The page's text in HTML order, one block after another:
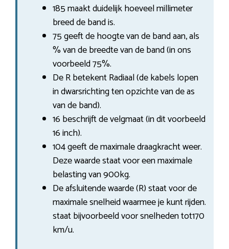
185 maakt duidelijk hoeveel millimeter
breed de band is.
75 geeft de hoogte van de band aan, als
% van de breedte van de band (in ons
voorbeeld 75%.
De R betekent Radiaal (de kabels lopen
in dwarsrichting ten opzichte van de as
van de band).
16 beschrijft de velgmaat (in dit voorbeeld
16 inch).
104 geeft de maximale draagkracht weer.
Deze waarde staat voor een maximale
belasting van 900kg.
De afsluitende waarde (R) staat voor de
maximale snelheid waarmee je kunt rijden.
staat bijvoorbeeld voor snelheden tot170
km/u.